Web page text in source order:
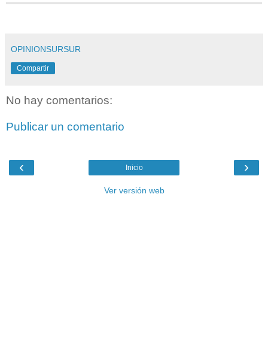
OPINIONSURSUR
Compartir
No hay comentarios:
Publicar un comentario
‹ ›
Inicio
Ver versión web